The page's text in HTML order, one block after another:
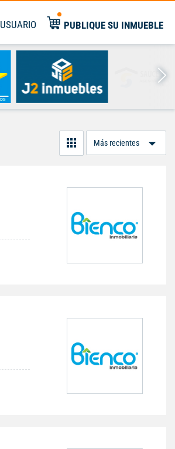
USUARIO PUBLIQUE SU INMUEBLE